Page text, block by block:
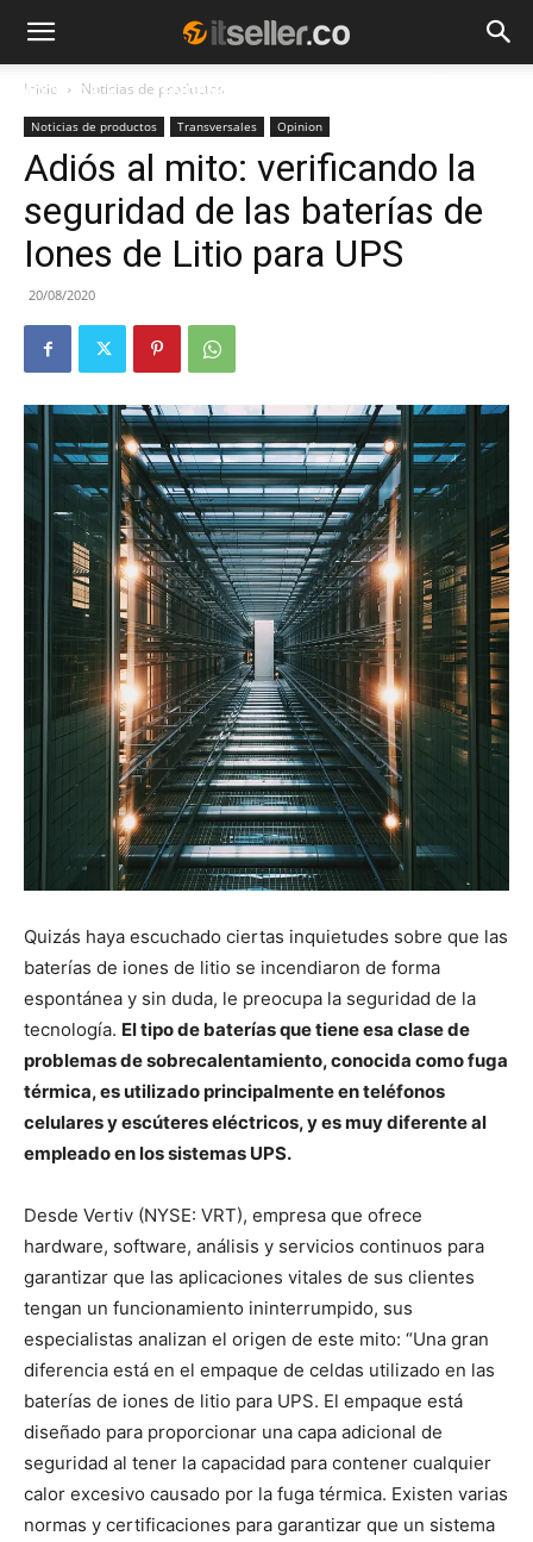
NOTICIAS TENDENCIAS
Inicio Noticias de productos
Noticias de productos Transversales Opinion
Adiós al mito: verificando la
seguridad de las baterías de
Iones de Litio para UPS
20/08/2020
Quizás haya escuchado ciertas inquietudes sobre que las
baterías de iones de litio se incendiaron de forma
espontánea y sin duda, le preocupa la seguridad de la
tecnología. El tipo de baterías que tiene esa clase de
problemas de sobrecalentamiento, conocida como fuga
térmica, es utilizado principalmente en teléfonos
celulares y escúteres eléctricos, y es muy diferente al
empleado en los sistemas UPS.
Desde Vertiv (NYSE: VRT), empresa que ofrece
hardware, software, análisis y servicios continuos para
garantizar que las aplicaciones vitales de sus clientes
tengan un funcionamiento ininterrumpido, sus
especialistas analizan el origen de este mito: “Una gran
diferencia está en el empaque de celdas utilizado en las
baterías de iones de litio para UPS. El empaque está
diseñado para proporcionar una capa adicional de
seguridad al tener la capacidad para contener cualquier
calor excesivo causado por la fuga térmica. Existen varias
normas y certificaciones para garantizar que un sistema